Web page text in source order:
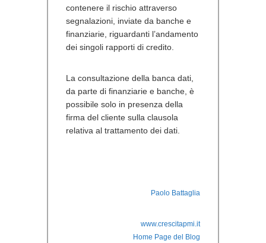
contenere il rischio attraverso
segnalazioni, inviate da banche e
finanziarie, riguardanti l’andamento
dei singoli rapporti di credito.
La consultazione della banca dati,
da parte di finanziarie e banche, è
possibile solo in presenza della
firma del cliente sulla clausola
relativa al trattamento dei dati.
Paolo Battaglia
www.crescitapmi.it
Home Page del Blog